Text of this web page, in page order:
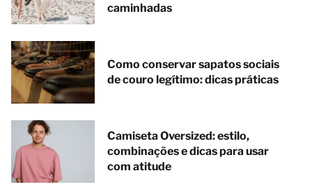
caminhadas
Como conservar sapatos sociais
de couro legítimo: dicas práticas
Camiseta Oversized: estilo,
combinações e dicas para usar
com atitude